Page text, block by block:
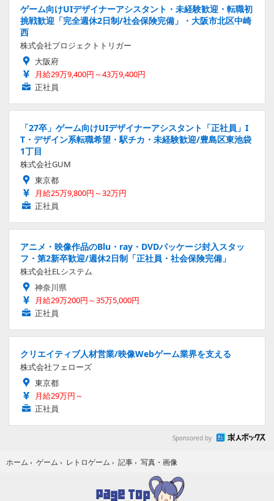
ゲーム向けUIデザイナーアシスタント・未経験歓迎・転職初
挑戦歓迎「完全週休2日制/社会保険完備」・大阪市北区中崎
西
株式会社プロジェクトトリガー
大阪府
月給29万9,400円～43万9,400円
正社員
「27卒」ゲーム向けUIデザイナーアシスタント「正社員」I
T・デザイン系転職希望・駅チカ・未経験歓迎/豊島区東池袋
1丁目
株式会社GUM
東京都
月給25万9,800円～32万円
正社員
アニメ・映像作品のBlu・ray・DVDパッケージ封入スタッ
フ・第2新卒歓迎/週休2日制「正社員・社会保険完備」
株式会社ELシステム
神奈川県
月給29万200円～35万5,000円
正社員
クリエイティブ人材営業/映像Webゲーム業界を支える
株式会社フェローズ
東京都
月給29万円～
正社員
Sponsored by
ホーム › ゲーム › レトロゲーム › 記事 › 写真・画像